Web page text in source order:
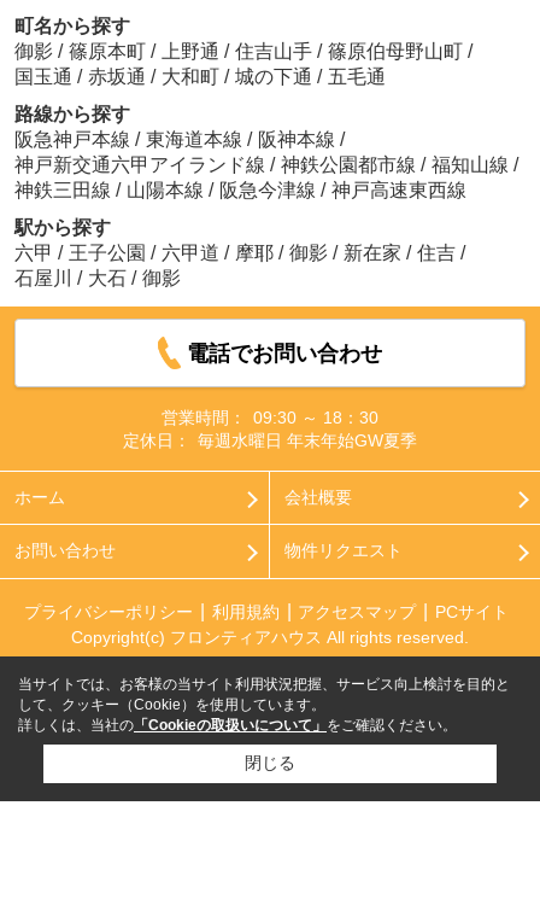
町名から探す
御影 / 篠原本町 / 上野通 / 住吉山手 / 篠原伯母野山町 /
国玉通 / 赤坂通 / 大和町 / 城の下通 / 五毛通
路線から探す
阪急神戸本線 / 東海道本線 / 阪神本線 /
神戸新交通六甲アイランド線 / 神鉄公園都市線 / 福知山線 /
神鉄三田線 / 山陽本線 / 阪急今津線 / 神戸高速東西線
駅から探す
六甲 / 王子公園 / 六甲道 / 摩耶 / 御影 / 新在家 / 住吉 /
石屋川
/ 大石 / 御影
電話でお問い合わせ
営業時間：
09:30 ～ 18：30
定休日：
毎週水曜日 年末年始GW夏季
ホーム 会社概要
お問い合わせ 物件リクエスト
プライバシーポリシー 利用規約 アクセスマップ
PCサイト
Copyright(c) フロンティアハウス All rights reserved.
当サイトでは、お客様の当サイト利用状況把握、サービス向上検討を目的と
して、クッキー（Cookie）を使用しています。
詳しくは、当社の 「Cookieの取扱いについて」 をご確認ください。
閉じる